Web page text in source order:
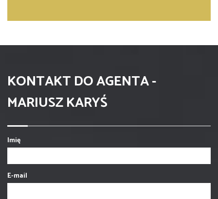
KONTAKT DO AGENTA -
MARIUSZ KARYŚ
Imię
E-mail